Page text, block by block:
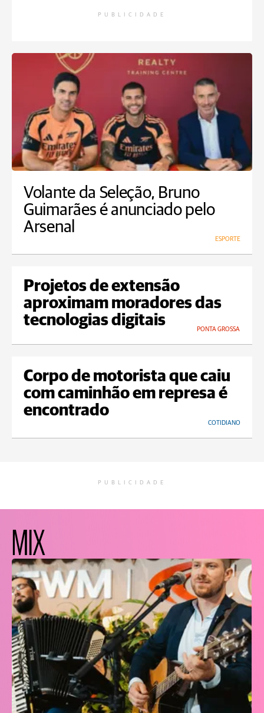
PUBLICIDADE
Volante da Seleção, Bruno
Guimarães é anunciado pelo
Arsenal
ESPORTE
Projetos de extensão
aproximam moradores das
tecnologias digitais
PONTA GROSSA
Corpo de motorista que caiu
com caminhão em represa é
encontrado
COTIDIANO
PUBLICIDADE
MIX